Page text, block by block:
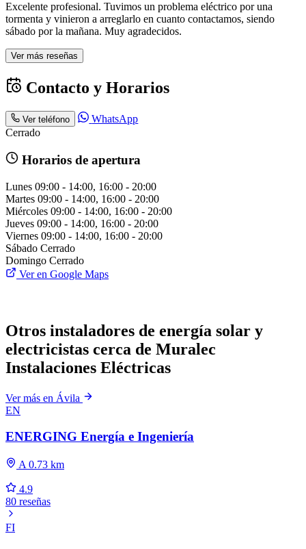
Excelente profesional. Tuvimos un problema eléctrico por una
tormenta y vinieron a arreglarlo en cuanto contactamos, siendo
sábado por la mañana. Muy agradecidos.
Ver más reseñas
Contacto y Horarios
Ver teléfono
WhatsApp
Cerrado
Horarios de apertura
Lunes 09:00 - 14:00, 16:00 - 20:00
Martes 09:00 - 14:00, 16:00 - 20:00
Miércoles 09:00 - 14:00, 16:00 - 20:00
Jueves 09:00 - 14:00, 16:00 - 20:00
Viernes 09:00 - 14:00, 16:00 - 20:00
Sábado Cerrado
Domingo Cerrado
Ver en Google Maps
Otros instaladores de energía solar y
electricistas cerca de Muralec
Instalaciones Eléctricas
Ver más en Ávila
EN
ENERGING Energía e Ingeniería
A 0.73 km
4.9
80 reseñas
FI